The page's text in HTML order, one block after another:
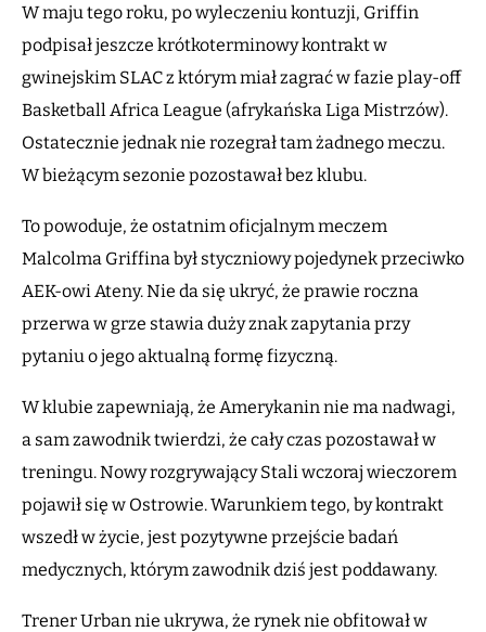
W maju tego roku, po wyleczeniu kontuzji, Griffin
podpisał jeszcze krótkoterminowy kontrakt w
gwinejskim SLAC z którym miał zagrać w fazie play-off
Basketball Africa League (afrykańska Liga Mistrzów).
Ostatecznie jednak nie rozegrał tam żadnego meczu.
W bieżącym sezonie pozostawał bez klubu.
To powoduje, że ostatnim oficjalnym meczem
Malcolma Griffina był styczniowy pojedynek przeciwko
AEK-owi Ateny. Nie da się ukryć, że prawie roczna
przerwa w grze stawia duży znak zapytania przy
pytaniu o jego aktualną formę fizyczną.
W klubie zapewniają, że Amerykanin nie ma nadwagi,
a sam zawodnik twierdzi, że cały czas pozostawał w
treningu. Nowy rozgrywający Stali wczoraj wieczorem
pojawił się w Ostrowie. Warunkiem tego, by kontrakt
wszedł w życie, jest pozytywne przejście badań
medycznych, którym zawodnik dziś jest poddawany.
Trener Urban nie ukrywa, że rynek nie obfitował w